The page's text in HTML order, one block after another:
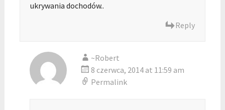
ukrywania dochodów..
Reply
~Robert
8 czerwca, 2014 at 11:59 am
Permalink